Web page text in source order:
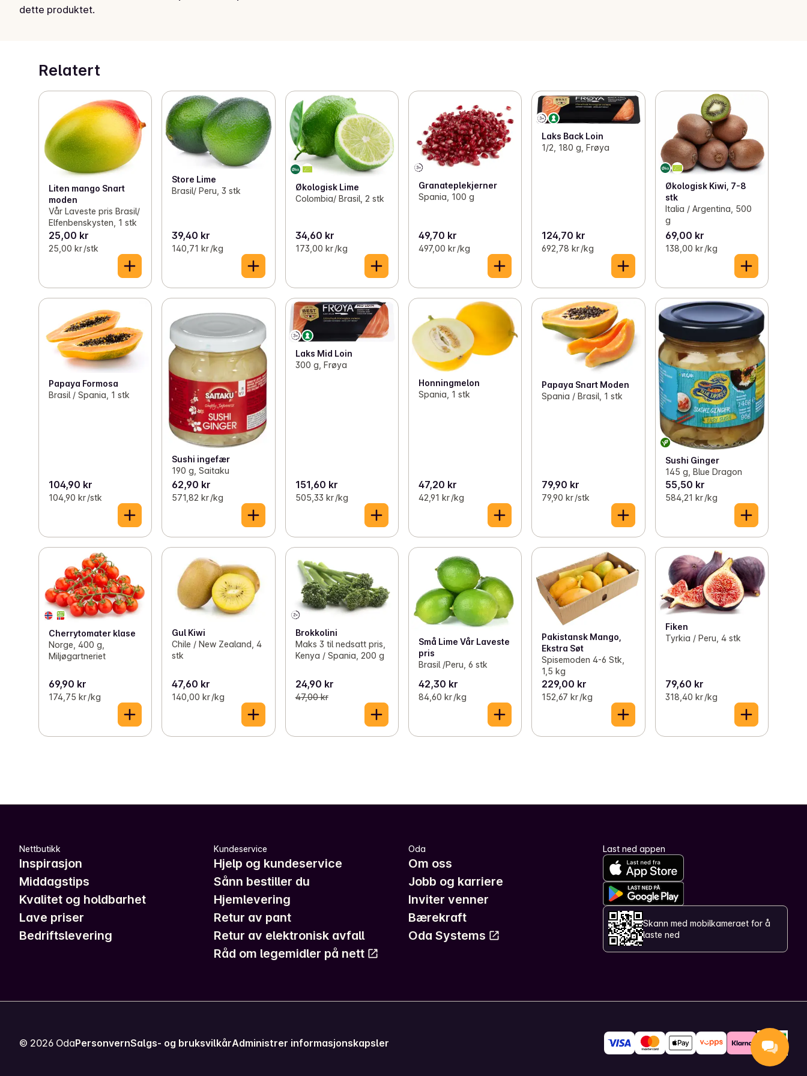
dette produktet.
Relatert
Liten mango Snart
moden
Vår Laveste pris Brasil/
Elfenbenskysten, 1 stk
25,00 kr
25,00 kr /stk
Store Lime
Brasil/ Peru, 3 stk
39,40 kr
140,71 kr /kg
Økologisk Lime
Colombia/ Brasil, 2 stk
34,60 kr
173,00 kr /kg
Granateplekjerner
Spania, 100 g
49,70 kr
497,00 kr /kg
Laks Back Loin
1/2, 180 g, Frøya
124,70 kr
692,78 kr /kg
Økologisk Kiwi, 7-8
stk
Italia / Argentina, 500
g
69,00 kr
138,00 kr /kg
Papaya Formosa
Brasil / Spania, 1 stk
104,90 kr
104,90 kr /stk
Sushi ingefær
190 g, Saitaku
62,90 kr
571,82 kr /kg
Laks Mid Loin
300 g, Frøya
151,60 kr
505,33 kr /kg
Honningmelon
Spania, 1 stk
47,20 kr
42,91 kr /kg
Papaya Snart Moden
Spania / Brasil, 1 stk
79,90 kr
79,90 kr /stk
Sushi Ginger
145 g, Blue Dragon
55,50 kr
584,21 kr /kg
Cherrytomater klase
Norge, 400 g,
Miljøgartneriet
69,90 kr
174,75 kr /kg
Gul Kiwi
Chile / New Zealand, 4
stk
47,60 kr
140,00 kr /kg
Brokkolini
Maks 3 til nedsatt pris,
Kenya / Spania, 200 g
24,90 kr
47,00 kr
Små Lime Vår Laveste
pris
Brasil /Peru, 6 stk
42,30 kr
84,60 kr /kg
Pakistansk Mango,
Ekstra Søt
Spisemoden 4-6 Stk,
1,5 kg
229,00 kr
152,67 kr /kg
Fiken
Tyrkia / Peru, 4 stk
79,60 kr
318,40 kr /kg
Nettbutikk
Inspirasjon
Middagstips
Kvalitet og holdbarhet
Lave priser
Bedriftslevering
Kundeservice
Hjelp og kundeservice
Sånn bestiller du
Hjemlevering
Retur av pant
Retur av elektronisk avfall
Råd om legemidler på nett
Oda
Om oss
Jobb og karriere
Inviter venner
Bærekraft
Oda Systems
Last ned appen
Skann med mobilkameraet for å
laste ned
© 2026 OdaPersonvernSalgs- og bruksvilkårAdministrer informasjonskapsler